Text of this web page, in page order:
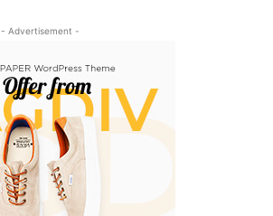
- Advertisement -